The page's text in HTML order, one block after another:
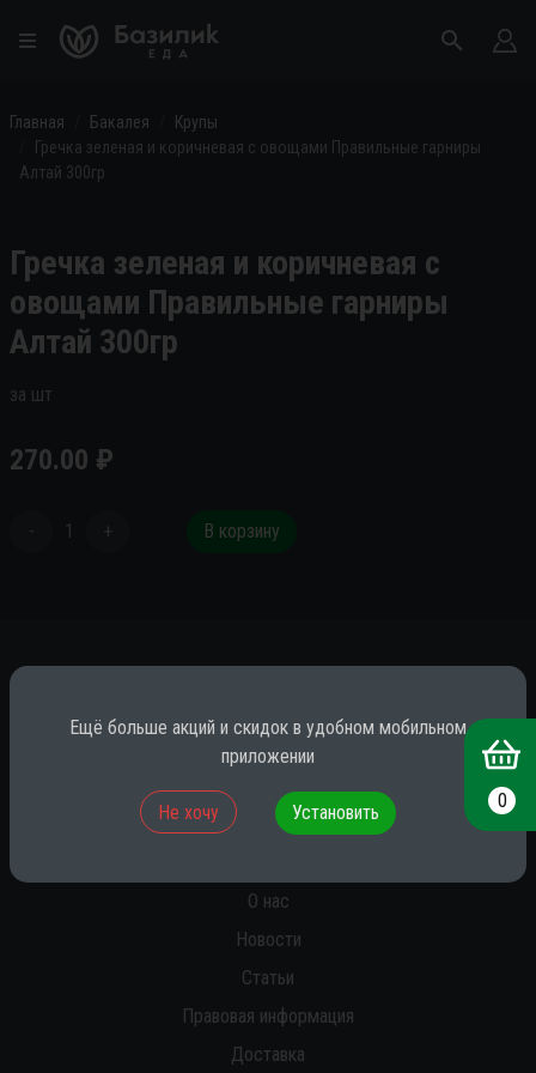
Главная Бакалея
Крупы
Гречка зеленая и коричневая с овощами Правильные гарниры
Алтай 300гр
Гречка зеленая и коричневая с
овощами Правильные гарниры
Алтай 300гр
за шт
270.00 ₽
- 1 + В корзину
* принадлежит компании Meta (признана экстремистской на территории
РФ)
О нас
Новости
Статьи
Правовая информация
Доставка
0
Ещё больше акций и скидок в удобном мобильном
приложении
Не хочу Установить